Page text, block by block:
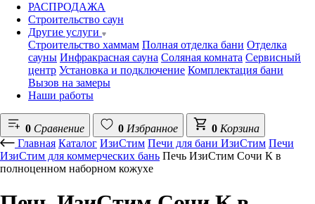
РАСПРОДАЖА
Строительство саун
Другие услуги
Строительство хаммам Полная отделка бани Отделка
сауны Инфракрасная сауна Соляная комната Сервисный
центр Установка и подключение Комплектация бани
Вызов на замеры
Наши работы
0 Сравнение 0 Избранное 0 Корзина
Главная Каталог ИзиСтим Печи для бани ИзиСтим Печи
ИзиСтим для коммерческих бань Печь ИзиСтим Сочи К в
полноценном наборном кожухе